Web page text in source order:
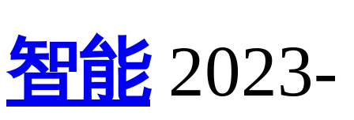
智能 2023-